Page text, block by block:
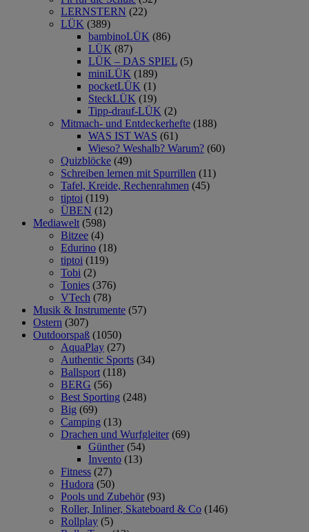
LERNSTERN (22)
LÜK (389)
bambinoLÜK (86)
LÜK (87)
LÜK – DAS SPIEL (5)
miniLÜK (189)
pocketLÜK (1)
SteckLÜK (19)
Tipp-drauf-LÜK (2)
Mitmach- und Entdeckerhefte (188)
WAS IST WAS (61)
Wieso? Weshalb? Warum? (60)
Quizblöcke (49)
Schreiben lernen mit Spurrillen (11)
Tafel, Kreide, Rechenrahmen (45)
tiptoi (119)
ÜBEN (12)
Mediawelt (598)
Bitzee (4)
Edurino (18)
tiptoi (119)
Tobi (2)
Tonies (376)
VTech (78)
Musik & Instrumente (57)
Ostern (307)
Outdoorspaß (1050)
AquaPlay (27)
Authentic Sports (34)
Ballsport (118)
BERG (56)
Best Sporting (248)
Big (69)
Camping (13)
Drachen und Wurfgleiter (69)
Günther (54)
Invento (13)
Fitness (27)
Hudora (50)
Pools und Zubehör (93)
Roller, Inliner, Skateboard & Co (146)
Rollplay (5)